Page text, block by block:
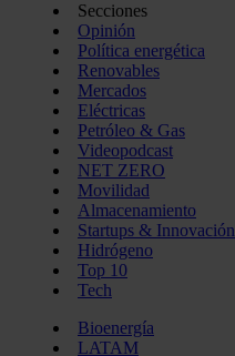
Secciones
Opinión
Política energética
Renovables
Mercados
Eléctricas
Petróleo & Gas
Videopodcast
NET ZERO
Movilidad
Almacenamiento
Startups & Innovación
Hidrógeno
Top 10
Tech
Bioenergía
LATAM